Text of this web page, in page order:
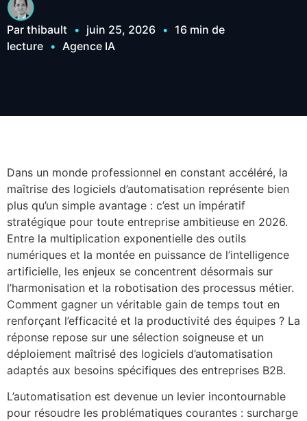
Par thibault • juin 25, 2026 • 16 min de
lecture • Agence IA
Dans un monde professionnel en constant accéléré, la
maîtrise des logiciels d’automatisation représente bien
plus qu’un simple avantage : c’est un impératif
stratégique pour toute entreprise ambitieuse en 2026.
Entre la multiplication exponentielle des outils
numériques et la montée en puissance de l’intelligence
artificielle, les enjeux se concentrent désormais sur
l’harmonisation et la robotisation des processus métier.
Comment gagner un véritable gain de temps tout en
renforçant l’efficacité et la productivité des équipes ? La
réponse repose sur une sélection soigneuse et un
déploiement maîtrisé des logiciels d’automatisation
adaptés aux besoins spécifiques des entreprises B2B.
L’automatisation est devenue un levier incontournable
pour résoudre les problématiques courantes : surcharge